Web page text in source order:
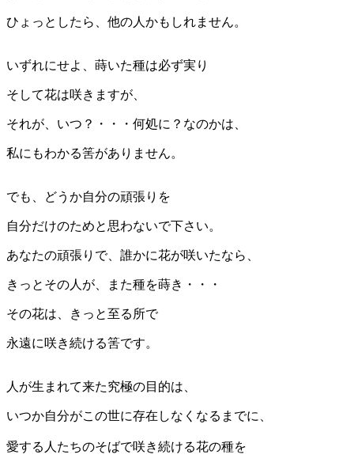
ひょっとしたら、他の人かもしれません。
いずれにせよ、蒔いた種は必ず実り
そして花は咲きますが、
それが、いつ？・・・何処に？なのかは、
私にもわかる筈がありません。
でも、どうか自分の頑張りを
自分だけのためと思わないで下さい。
あなたの頑張りで、誰かに花が咲いたなら、
きっとその人が、また種を蒔き・・・
その花は、きっと至る所で
永遠に咲き続ける筈です。
人が生まれて来た究極の目的は、
いつか自分がこの世に存在しなくなるまでに、
愛する人たちのそばで咲き続ける花の種を